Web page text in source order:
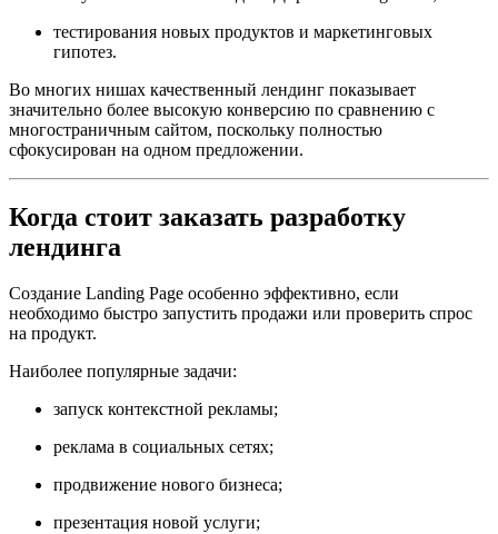
тестирования новых продуктов и маркетинговых
гипотез.
Во многих нишах качественный лендинг показывает
значительно более высокую конверсию по сравнению с
многостраничным сайтом, поскольку полностью
сфокусирован на одном предложении.
Когда стоит заказать разработку
лендинга
Создание Landing Page особенно эффективно, если
необходимо быстро запустить продажи или проверить спрос
на продукт.
Наиболее популярные задачи:
запуск контекстной рекламы;
реклама в социальных сетях;
продвижение нового бизнеса;
презентация новой услуги;